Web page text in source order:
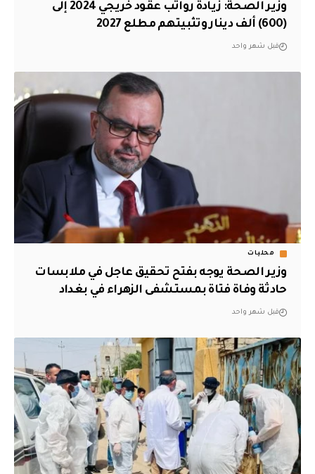
وزير الصحة: زيادة رواتب عقود خريجي 2024 إلى
(600) ألف دينار وتثبيتهم مطلع 2027
قبل شهر واحد
محليات
وزير الصحة يوجه بفتح تحقيق عاجل في ملابسات
حادثة وفاة فتاة بمستشفى الزهراء في بغداد
قبل شهر واحد